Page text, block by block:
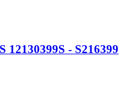
12130399S - S216399